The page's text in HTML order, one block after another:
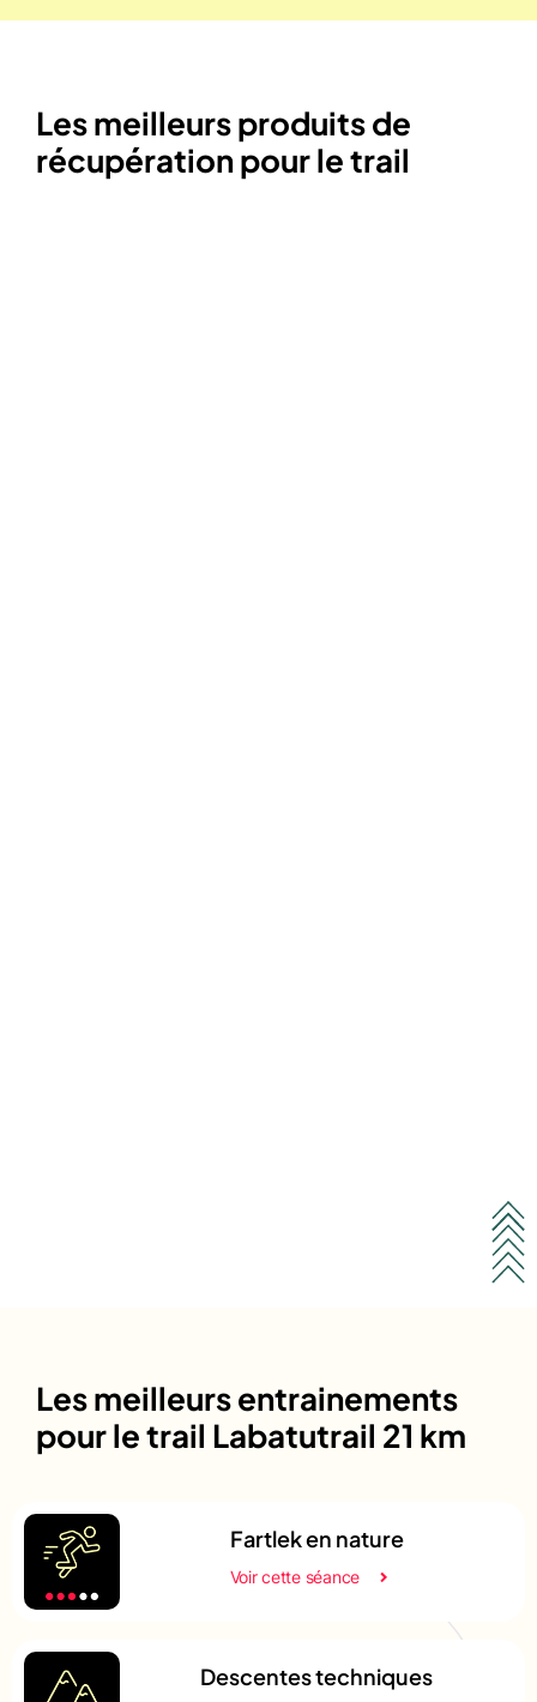
Les meilleurs produits de
récupération pour le trail
Les meilleurs entrainements
pour le trail Labatutrail 21 km
Fartlek en nature
Voir cette séance
Descentes techniques